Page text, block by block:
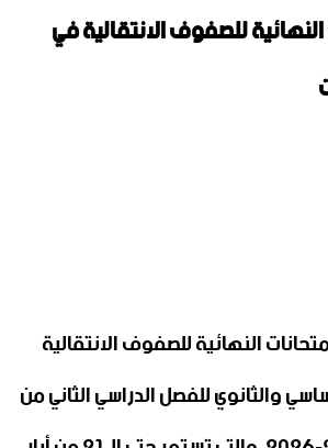
للصفوف الانتقالية في
النهائية للصفوف الانتقالية
والثانوي للفصل الدراسي الثاني من